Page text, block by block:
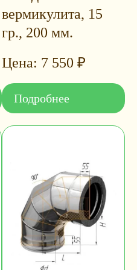
вермикулита, 15
гр., 200 мм.
7 550 ₽
Подробнее